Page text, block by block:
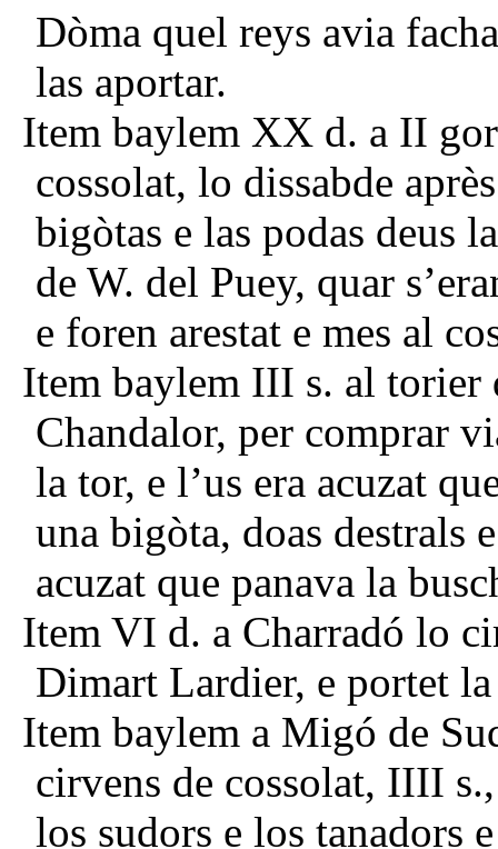
Dòma quel reys avia
las aportar.
Item baylem XX d. a II
cossolat, lo dissabde
bigòtas e las podas deus
de W. del Puey, quar
e foren arestat e mes al
Item baylem III s. al torier
Chandalor, per comprar
la tor, e l’us era acuzat
una bigòta, doas destrals
acuzat que panava la
Item VI d. a Charradó lo
Dimart Lardier, e portet
Item baylem a Migó de
cirvens de cossolat, IIII
los sudors e los tanadors